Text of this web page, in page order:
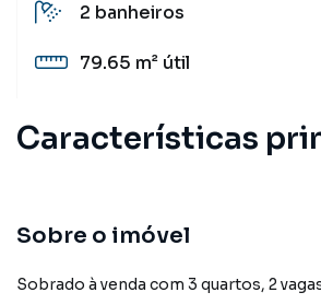
2 banheiros
79.65 m² útil
Características
Sobre o imóvel
Sobrado à venda com 3 quartos, 2